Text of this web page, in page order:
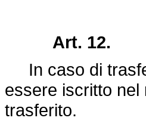
Art. 12.
In caso di
essere iscritto nel
trasferito.